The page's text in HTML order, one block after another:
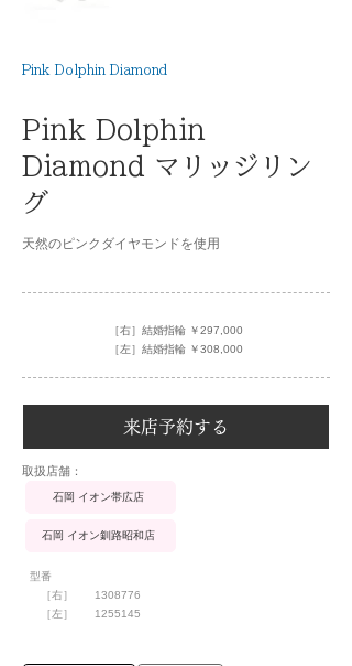
Pink Dolphin Diamond
Pink Dolphin
Diamond マリッジリン
グ
天然のピンクダイヤモンドを使用
［右］結婚指輪 ￥297,000
［左］結婚指輪 ￥308,000
来店予約する
​取扱店舗：
石岡 イオン帯広店
石岡 イオン釧路昭和店
型番
［右］
［左］
1308776
1255145